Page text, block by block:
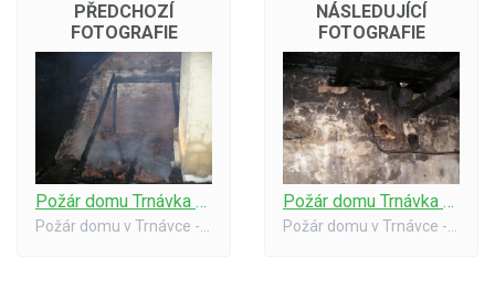
PŘEDCHOZÍ
FOTOGRAFIE
Požár domu Trnávka #08
NÁSLEDUJÍCÍ
FOTOGRAFIE
Požár domu Trnávka #10